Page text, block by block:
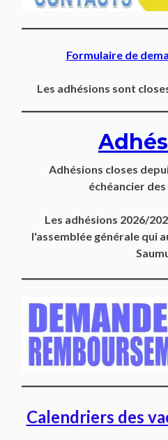
Formulaire de
Les adhésions sont
Adhésions closes
échéancier
Les adhésions 2026/
l'assemblée générale qui
Calendriers des